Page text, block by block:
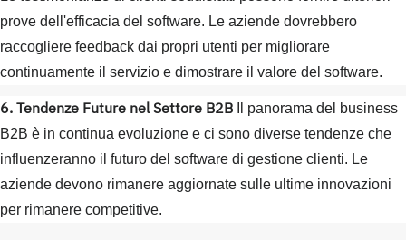
prove dell'efficacia del software. Le aziende dovrebbero
raccogliere feedback dai propri utenti per migliorare
continuamente il servizio e dimostrare il valore del software.
6. Tendenze Future nel Settore B2B Il panorama del business
B2B è in continua evoluzione e ci sono diverse tendenze che
influenzeranno il futuro del software di gestione clienti. Le
aziende devono rimanere aggiornate sulle ultime innovazioni
per rimanere competitive.